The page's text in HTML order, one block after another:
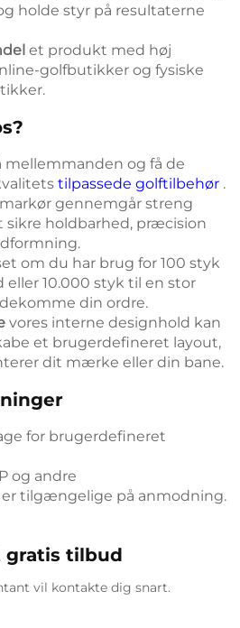
holde styr på resultaterne
et produkt med høj
golfbutikker og fysiske
mellemmanden og få de
tilpassede golftilbehør .
gennemgår streng
sikre holdbarhed, præcision
om du har brug for 100 styk
10.000 styk til en stor
din ordre.
vores interne designhold kan
et brugerdefineret layout,
dit mærke eller din bane.
for brugerdefineret
og andre
tilgængelige på anmodning.
gratis tilbud
vil kontakte dig snart.